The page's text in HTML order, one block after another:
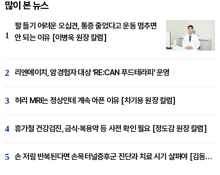
많이 본 뉴스
1
팔 들기 어려운 오십견, 통증 줄었다고 운동 멈추면
안 되는 이유 [이병욱 원장 칼럼]
2 리엔에이치, 암경험자 대상 ‘RE:CAN 푸드테라피’ 운영
3 허리 MRI는 정상인데 계속 아픈 이유 [차기용 원장 칼럼]
4 휴가철 건강검진, 금식·복용약 등 사전 확인 필요 [정도감 원장 칼럼]
5 손 저림 반복된다면 손목터널증후군 진단과 치료 시기 살펴야 [김동현 원장 칼럼]